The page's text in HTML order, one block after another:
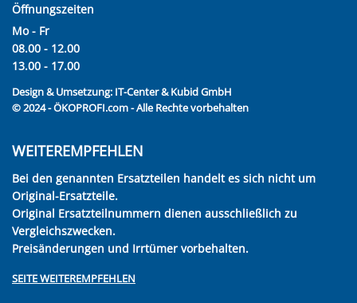
Öffnungszeiten
Mo - Fr
08.00 - 12.00
13.00 - 17.00
Design & Umsetzung: IT-Center & Kubid GmbH
© 2024 - ÖKOPROFI.com - Alle Rechte vorbehalten
WEITEREMPFEHLEN
Bei den genannten Ersatzteilen handelt es sich nicht um
Original-Ersatzteile.
Original Ersatzteilnummern dienen ausschließlich zu
Vergleichszwecken.
Preisänderungen und Irrtümer vorbehalten.
SEITE WEITEREMPFEHLEN